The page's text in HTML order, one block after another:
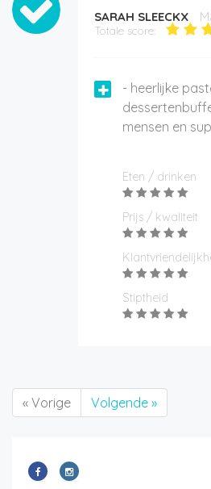
SARAH SLEECKX
Totale score:
- heerlijke
mensen en
Eten / drinken
Prijs / kwaliteit
Stiptheid
« Vorige Volgende »